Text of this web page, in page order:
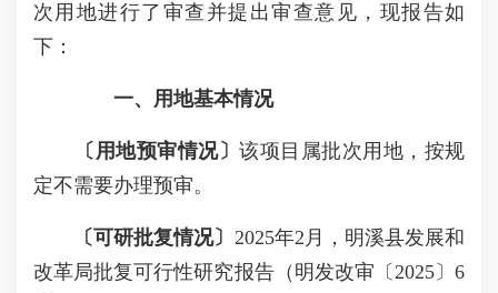
次用地进行了审查并提出审查意见，现报告如
下：
一、用地基本情况
〔用地预审情况〕 该项目属批次用地，按规
定不需要办理预审。
〔可研批复情况〕 2025年2月，明溪县发展和
改革局批复可行性研究报告（明发改审〔2025〕6